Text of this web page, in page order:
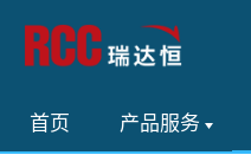
首页 产品服务